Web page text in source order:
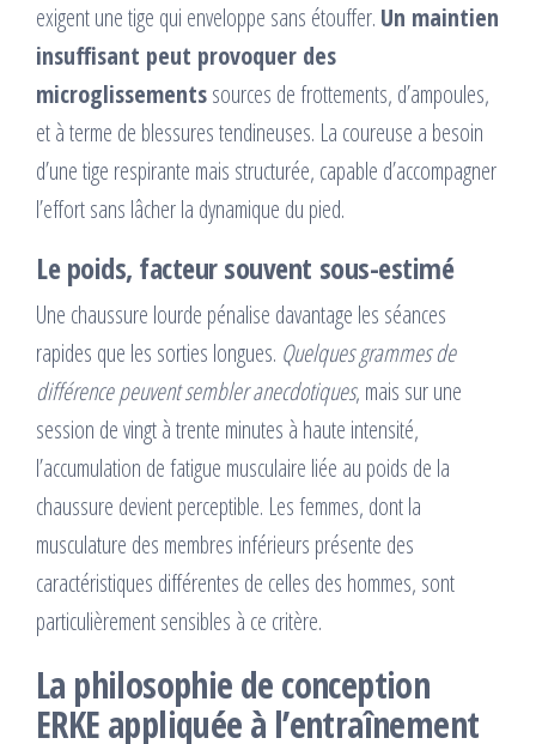
exigent une tige qui enveloppe sans étouffer. Un maintien
insuffisant peut provoquer des
microglissementssources de frottements, d’ampoules,
et à terme de blessures tendineuses. La coureuse a besoin
d’une tige respirante mais structurée, capable d’accompagner
l’effort sans lâcher la dynamique du pied.
Le poids, facteur souvent sous-estimé
Une chaussure lourde pénalise davantage les séances
rapides que les sorties longues. Quelques grammes de
différence peuvent sembler anecdotiques, mais sur une
session de vingt à trente minutes à haute intensité,
l’accumulation de fatigue musculaire liée au poids de la
chaussure devient perceptible. Les femmes, dont la
musculature des membres inférieurs présente des
caractéristiques différentes de celles des hommes, sont
particulièrement sensibles à ce critère.
La philosophie de conception
ERKE appliquée à l’entraînement